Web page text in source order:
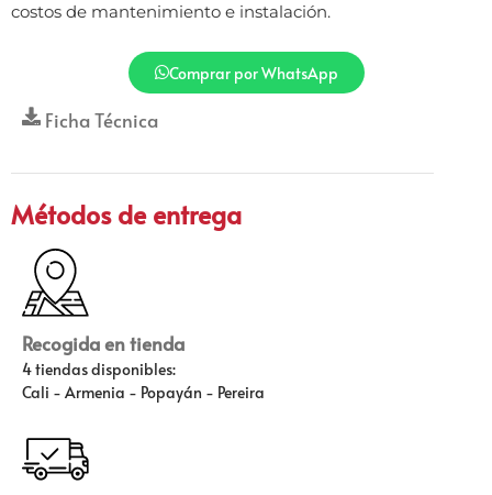
costos de mantenimiento e instalación.
Comprar por WhatsApp
Ficha Técnica
Métodos de entrega
Recogida en tienda
4 tiendas disponibles:
Cali - Armenia - Popayán - Pereira